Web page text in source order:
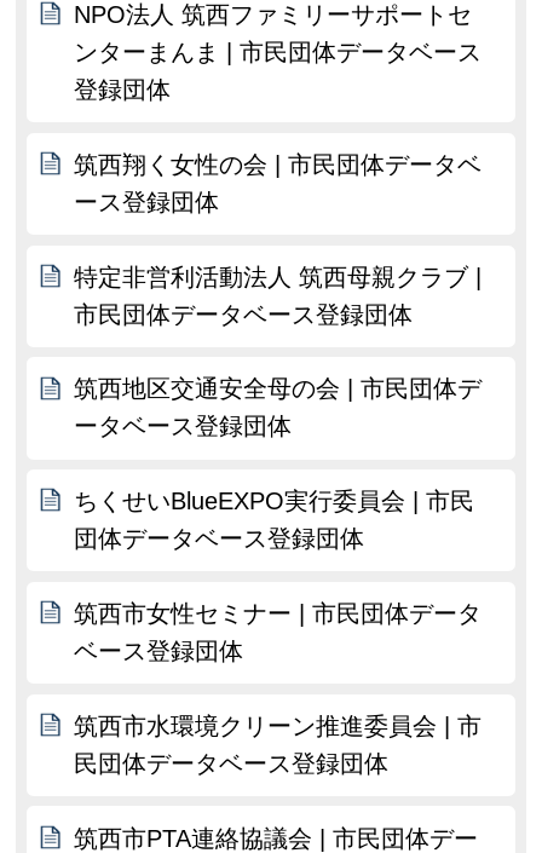
NPO法人 筑西ファミリーサポートセ
ンターまんま | 市民団体データベース
登録団体
筑西翔く女性の会 | 市民団体データベ
ース登録団体
特定非営利活動法人 筑西母親クラブ |
市民団体データベース登録団体
筑西地区交通安全母の会 | 市民団体デ
ータベース登録団体
ちくせいBlueEXPO実行委員会 | 市民
団体データベース登録団体
筑西市女性セミナー | 市民団体データ
ベース登録団体
筑西市水環境クリーン推進委員会 | 市
民団体データベース登録団体
筑西市PTA連絡協議会 | 市民団体デー